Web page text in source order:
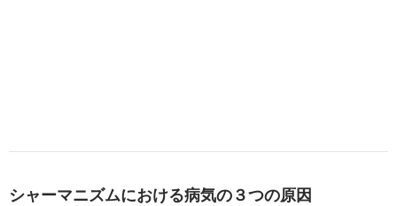
シャーマニズムにおける病気の３つの原因